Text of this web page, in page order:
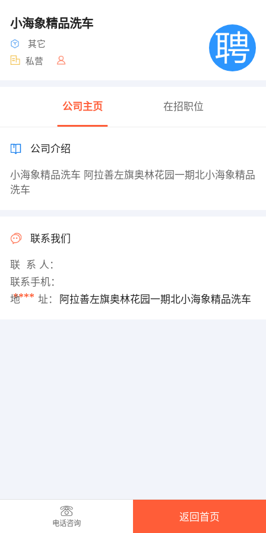
小海象精品洗车
其它
私营
公司主页 在招职位
公司介绍
小海象精品洗车 阿拉善左旗奥林花园一期北小海象精品
洗车
联系我们
联 系 人：
联系手机：
****
地 址： 阿拉善左旗奥林花园一期北小海象精品洗车
电话咨询
返回首页